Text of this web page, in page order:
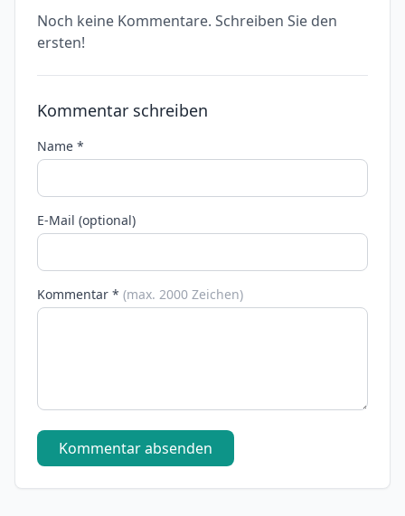
Noch keine Kommentare. Schreiben Sie den
ersten!
Kommentar schreiben
Name *
E-Mail (optional)
Kommentar * (max. 2000 Zeichen)
Kommentar absenden